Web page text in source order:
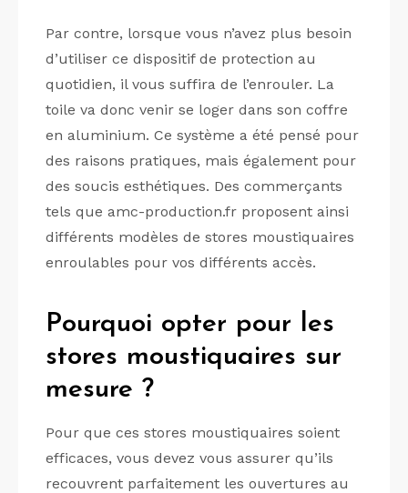
Par contre, lorsque vous n’avez plus besoin
d’utiliser ce dispositif de protection au
quotidien, il vous suffira de l’enrouler. La
toile va donc venir se loger dans son coffre
en aluminium. Ce système a été pensé pour
des raisons pratiques, mais également pour
des soucis esthétiques. Des commerçants
tels que amc-production.fr proposent ainsi
différents modèles de stores moustiquaires
enroulables pour vos différents accès.
Pourquoi opter pour les
stores moustiquaires sur
mesure ?
Pour que ces stores moustiquaires soient
efficaces, vous devez vous assurer qu’ils
recouvrent parfaitement les ouvertures au